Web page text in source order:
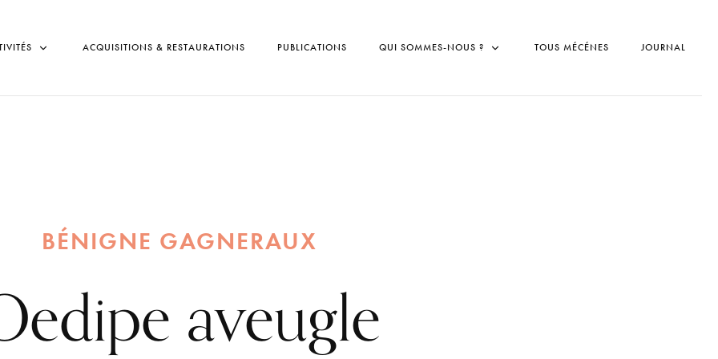
ACQUISITIONS & RESTAURATIONS PUBLICATIONS QUI SOMMES-NOUS ? TOUS MÉCÉNES JOURNAL
BÉNIGNE GAGNERAUX
aveugle